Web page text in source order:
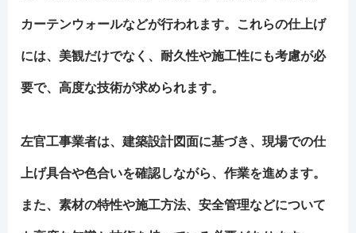
カーテンウォールなどが行われます。これらの仕上げ
には、美観だけでなく、耐久性や施工性にも考慮が必
要で、高度な技術が求められます。
左官工事業者は、建築設計図面に基づき、現場での仕
上げ具合や色合いを確認しながら、作業を進めます。
また、素材の特性や施工方法、安全管理などについて